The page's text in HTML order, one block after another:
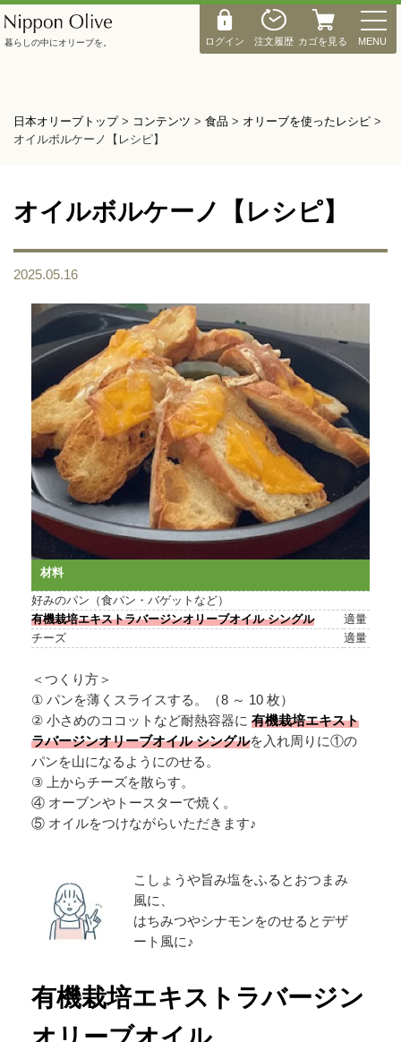
ログイン 注文履歴 カゴを見る
M
E
N
MENU
暮らしの中にオリーブを。
日本オリーブトップ> コンテンツ > 食品 > オリーブを使ったレシピ >
オイルボルケーノ【レシピ】
オイルボルケーノ【レシピ】
2025.05.16
材料
好みのパン（食パン・バゲットなど）
有機栽培エキストラバージンオリーブオイル シングル
適量
チーズ
適量
＜つくり方＞
① パンを薄くスライスする。（8 ～ 10 枚）
② 小さめのココットなど耐熱容器に 有機栽培エキスト
ラバージンオリーブオイル シングルを入れ周りに①の
パンを山になるようにのせる。
③ 上からチーズを散らす。
④ オーブンやトースターで焼く。
⑤ オイルをつけながらいただきます♪
こしょうや旨み塩をふるとおつまみ
風に、
はちみつやシナモンをのせるとデザ
ート風に♪
有機栽培エキストラバージン